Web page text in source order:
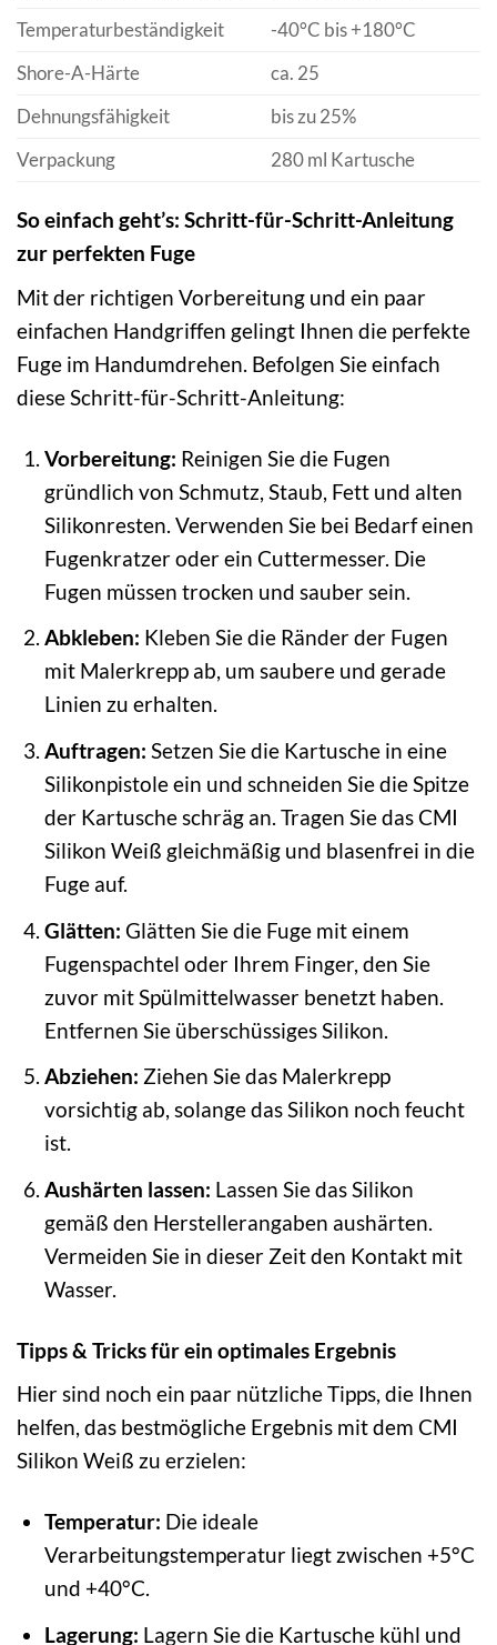
Temperaturbeständigkeit
-40°C bis +180°C
Shore-A-Härte
ca. 25
Dehnungsfähigkeit
bis zu 25%
Verpackung
280 ml Kartusche
So einfach geht’s: Schritt-für-Schritt-Anleitung
zur perfekten Fuge
Mit der richtigen Vorbereitung und ein paar
einfachen Handgriffen gelingt Ihnen die perfekte
Fuge im Handumdrehen. Befolgen Sie einfach
diese Schritt-für-Schritt-Anleitung:
Vorbereitung: Reinigen Sie die Fugen
gründlich von Schmutz, Staub, Fett und alten
Silikonresten. Verwenden Sie bei Bedarf einen
Fugenkratzer oder ein Cuttermesser. Die
Fugen müssen trocken und sauber sein.
Abkleben: Kleben Sie die Ränder der Fugen
mit Malerkrepp ab, um saubere und gerade
Linien zu erhalten.
Auftragen: Setzen Sie die Kartusche in eine
Silikonpistole ein und schneiden Sie die Spitze
der Kartusche schräg an. Tragen Sie das CMI
Silikon Weiß gleichmäßig und blasenfrei in die
Fuge auf.
Glätten: Glätten Sie die Fuge mit einem
Fugenspachtel oder Ihrem Finger, den Sie
zuvor mit Spülmittelwasser benetzt haben.
Entfernen Sie überschüssiges Silikon.
Abziehen: Ziehen Sie das Malerkrepp
vorsichtig ab, solange das Silikon noch feucht
ist.
Aushärten lassen: Lassen Sie das Silikon
gemäß den Herstellerangaben aushärten.
Vermeiden Sie in dieser Zeit den Kontakt mit
Wasser.
Tipps & Tricks für ein optimales Ergebnis
Hier sind noch ein paar nützliche Tipps, die Ihnen
helfen, das bestmögliche Ergebnis mit dem CMI
Silikon Weiß zu erzielen:
Temperatur: Die ideale
Verarbeitungstemperatur liegt zwischen +5°C
und +40°C.
Lagerung: Lagern Sie die Kartusche kühl und